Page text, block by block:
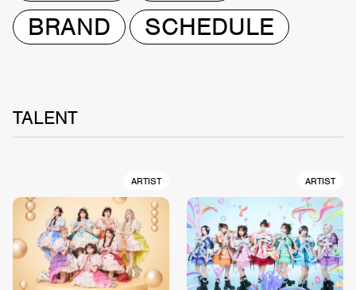
BRAND
SCHEDULE
TALENT
ARTIST ARTIST